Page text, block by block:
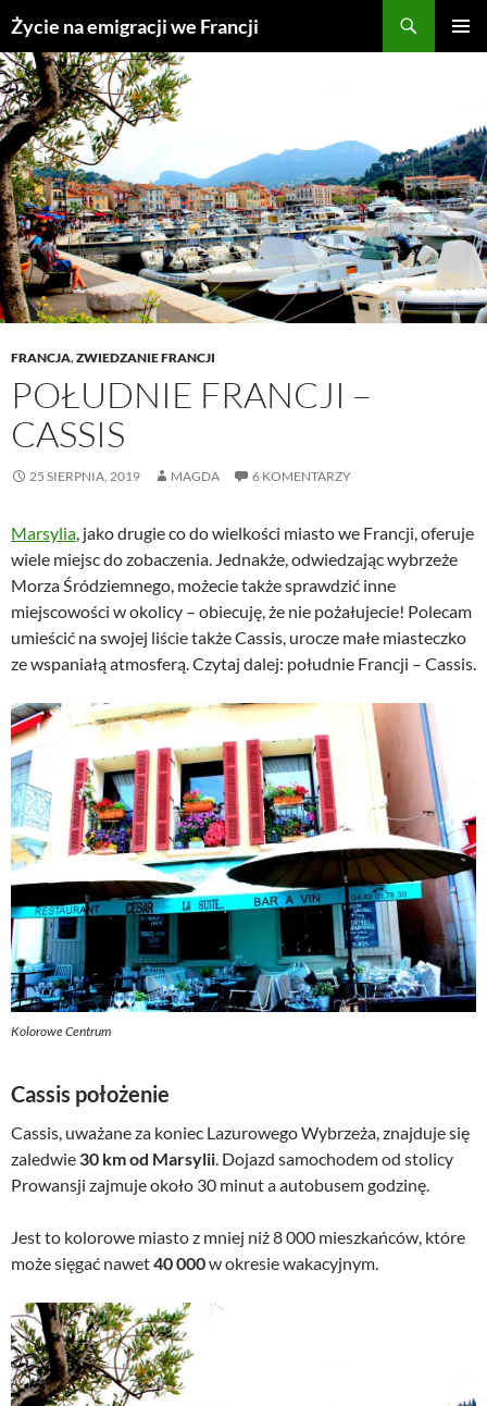
Przejdź
do
treści
Życie na emigracji we Francji
FRANCJA,ZWIEDZANIE FRANCJI
POŁUDNIE FRANCJI –
CASSIS
25 SIERPNIA, 2019 MAGDA 6 KOMENTARZY
Marsylia , jako drugie co do wielkości miasto we Francji, oferuje
wiele miejsc do zobaczenia. Jednakże, odwiedzając wybrzeże
Morza Śródziemnego, możecie także sprawdzić inne
miejscowości w okolicy – obiecuję, że nie pożałujecie! Polecam
umieścić na swojej liście także Cassis, urocze małe miasteczko
ze wspaniałą atmosferą. Czytaj dalej: południe Francji – Cassis.
Kolorowe Centrum
Cassis położenie
Cassis, uważane za koniec Lazurowego Wybrzeża, znajduje się
zaledwie 30 km od Marsylii . Dojazd samochodem od stolicy
Prowansji zajmuje około 30 minut a autobusem godzinę.
Jest to kolorowe miasto z mniej niż 8 000 mieszkańców, które
może sięgać nawet40 000w okresie wakacyjnym.